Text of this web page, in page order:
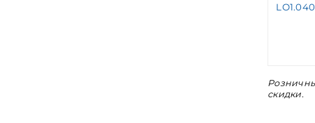
LO1.040
скидки.